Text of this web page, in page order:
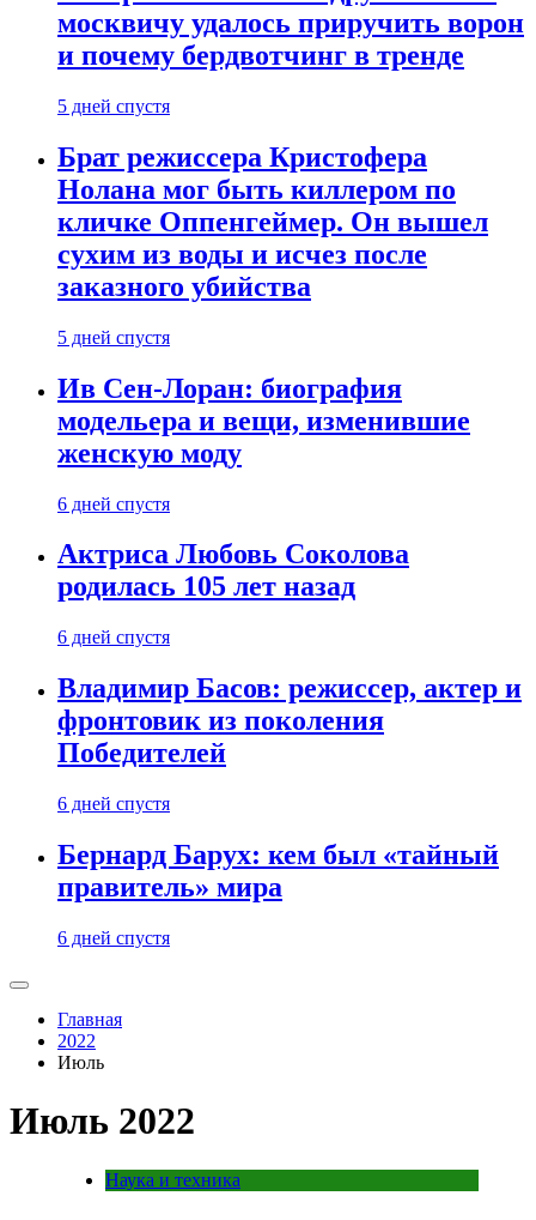
москвичу удалось приручить ворон
и почему бердвотчинг в тренде
5 дней спустя
Брат режиссера Кристофера
Нолана мог быть киллером по
кличке Оппенгеймер. Он вышел
сухим из воды и исчез после
заказного убийства
5 дней спустя
Ив Сен-Лоран: биография
модельера и вещи, изменившие
женскую моду
6 дней спустя
Актриса Любовь Соколова
родилась 105 лет назад
6 дней спустя
Владимир Басов: режиссер, актер и
фронтовик из поколения
Победителей
6 дней спустя
Бернард Барух: кем был «тайный
правитель» мира
6 дней спустя
Главная
2022
Июль
Июль 2022
Наука и техника